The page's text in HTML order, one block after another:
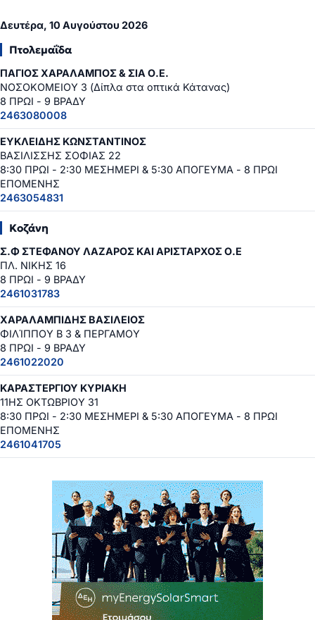
Δευτέρα, 10 Αυγούστου 2026
Πτολεμαΐδα
ΠΑΓΙΟΣ ΧΑΡΑΛΑΜΠΟΣ & ΣΙΑ Ο.Ε.
ΝΟΣΟΚΟΜΕΙΟΥ 3 (Δίπλα στα οπτικά Κάτανας)
8 ΠΡΩΙ - 9 ΒΡΑΔΥ
2463080008
ΕΥΚΛΕΙΔΗΣ ΚΩΝΣΤΑΝΤΙΝΟΣ
ΒΑΣΙΛΙΣΣΗΣ ΣΟΦΙΑΣ 22
8:30 ΠΡΩΙ - 2:30 ΜΕΣΗΜΕΡΙ & 5:30 ΑΠΟΓΕΥΜΑ - 8 ΠΡΩΙ
ΕΠΟΜΕΝΗΣ
2463054831
Κοζάνη
Σ.Φ ΣΤΕΦΑΝΟΥ ΛΑΖΑΡΟΣ ΚΑΙ ΑΡΙΣΤΑΡΧΟΣ Ο.Ε
ΠΛ. ΝΙΚΗΣ 16
8 ΠΡΩΙ - 9 ΒΡΑΔΥ
2461031783
ΧΑΡΑΛΑΜΠΙΔΗΣ ΒΑΣΙΛΕΙΟΣ
ΦΙΛΊΠΠΟΥ Β 3 & ΠΕΡΓΑΜΟΥ
8 ΠΡΩΙ - 9 ΒΡΑΔΥ
2461022020
ΚΑΡΑΣΤΕΡΓΙΟΥ ΚΥΡΙΑΚΗ
11ΗΣ ΟΚΤΩΒΡΙΟΥ 31
8:30 ΠΡΩΙ - 2:30 ΜΕΣΗΜΕΡΙ & 5:30 ΑΠΟΓΕΥΜΑ - 8 ΠΡΩΙ
ΕΠΟΜΕΝΗΣ
2461041705